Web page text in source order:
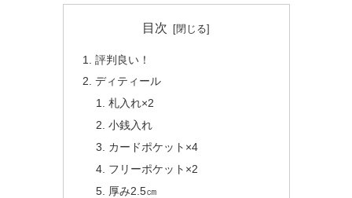
目次
評判良い！
ディティール
札入れ×2
小銭入れ
カードポケット×4
フリーポケット×2
厚み2.5㎝